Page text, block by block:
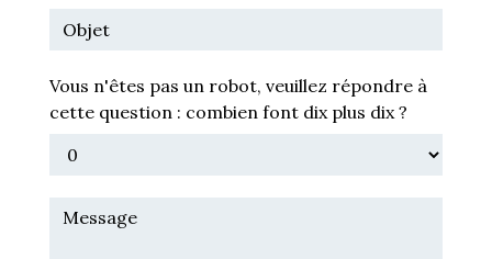
Vous n'êtes pas un robot, veuillez répondre à
cette question : combien font dix plus dix ?